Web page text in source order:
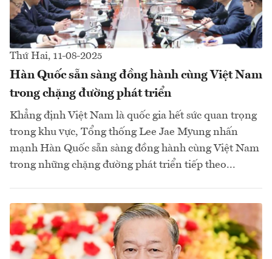
Thứ Hai, 11-08-2025
Hàn Quốc sẵn sàng đồng hành cùng Việt Nam
trong chặng đường phát triển
Khẳng định Việt Nam là quốc gia hết sức quan trọng
trong khu vực, Tổng thống Lee Jae Myung nhấn
mạnh Hàn Quốc sẵn sàng đồng hành cùng Việt Nam
trong những chặng đường phát triển tiếp theo...